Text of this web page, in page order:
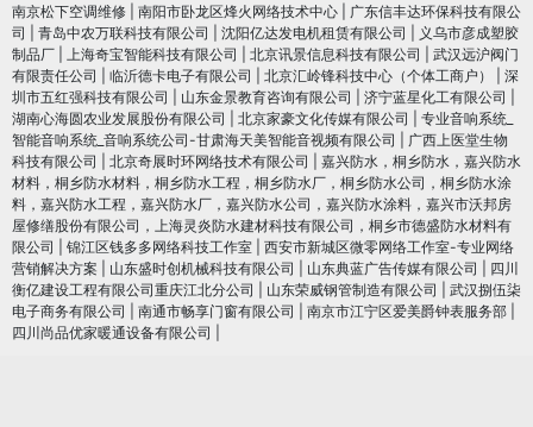
南京松下空调维修 南阳市卧龙区烽火网络技术中心
广东信丰达环保科技有限公
司
青岛中农万联科技有限公司 沈阳亿达发电机租赁有限公司
义乌市彦成塑胶
制品厂
上海奇宝智能科技有限公司 北京讯景信息科技有限公司
武汉远沪阀门
有限责任公司
临沂德卡电子有限公司 北京汇岭锋科技中心（个体工商户）
深
圳市五红强科技有限公司
山东金景教育咨询有限公司 济宁蓝星化工有限公司
湖南心海圆农业发展股份有限公司
北京家豪文化传媒有限公司
专业音响系统_
智能音响系统_音响系统公司-甘肃海天美智能音视频有限公司
广西上医堂生物
科技有限公司
北京奇展时环网络技术有限公司
嘉兴防水，桐乡防水，嘉兴防水
材料，桐乡防水材料，桐乡防水工程，桐乡防水厂，桐乡防水公司，桐乡防水涂
料，嘉兴防水工程，嘉兴防水厂，嘉兴防水公司，嘉兴防水涂料，嘉兴市沃邦房
屋修缮股份有限公司，上海灵炎防水建材科技有限公司，桐乡市德盛防水材料有
限公司
锦江区钱多多网络科技工作室
西安市新城区微零网络工作室-专业网络
营销解决方案
山东盛时创机械科技有限公司 山东典蓝广告传媒有限公司
四川
衡亿建设工程有限公司重庆江北分公司
山东荣威钢管制造有限公司
武汉捌伍柒
电子商务有限公司
南通市畅享门窗有限公司 南京市江宁区爱美爵钟表服务部
四川尚品优家暖通设备有限公司